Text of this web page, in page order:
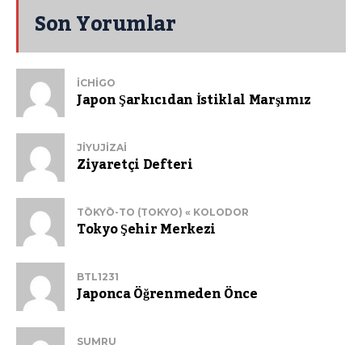
Son Yorumlar
ICHIGO
Japon Şarkıcıdan İstiklal Marşımız
JIYUJIZAI
Ziyaretçi Defteri
TŌKYŌ-TO (TOKYO) « KOLODOR
Tokyo Şehir Merkezi
BTL1231
Japonca Öğrenmeden Önce
SUMRU